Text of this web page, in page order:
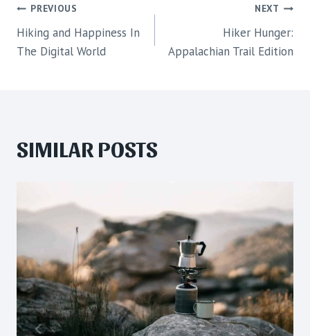
POST
NAVIGATION
PREVIOUS
Hiking and Happiness In
The Digital World
NEXT
Hiker Hunger:
Appalachian Trail Edition
SIMILAR POSTS